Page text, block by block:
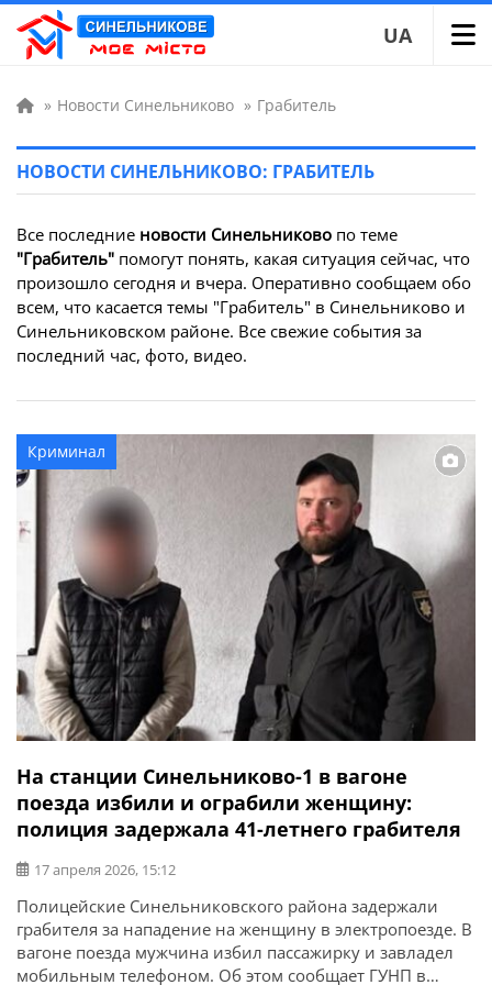
UA
» Новости Синельниково » Грабитель
НОВОСТИ СИНЕЛЬНИКОВО: ГРАБИТЕЛЬ
Все последние новости Синельниково по теме
"Грабитель" помогут понять, какая ситуация сейчас, что
произошло сегодня и вчера. Оперативно сообщаем обо
всем, что касается темы "Грабитель" в Синельниково и
Синельниковском районе. Все свежие события за
последний час, фото, видео.
Криминал
На станции Синельниково-1 в вагоне
поезда избили и ограбили женщину:
полиция задержала 41-летнего грабителя
17 апреля 2026, 15:12
Полицейские Синельниковского района задержали
грабителя за нападение на женщину в электропоезде. В
вагоне поезда мужчина избил пассажирку и завладел
мобильным телефоном. Об этом сообщает ГУНП в